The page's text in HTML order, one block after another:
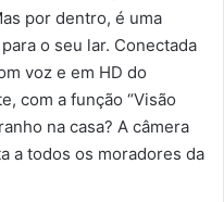
por dentro, é uma
o seu lar. Conectada
voz e em HD do
com a função “Visão
na casa? A câmera
a todos os moradores da